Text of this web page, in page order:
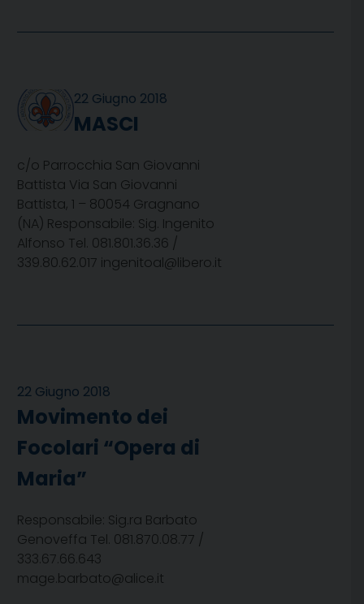
22 Giugno 2018
MASCI
c/o Parrocchia San Giovanni
Battista Via San Giovanni
Battista, 1 – 80054 Gragnano
(NA) Responsabile: Sig. Ingenito
Alfonso Tel. 081.801.36.36 /
339.80.62.017 ingenitoal@libero.it
22 Giugno 2018
Movimento dei
Focolari “Opera di
Maria”
Responsabile: Sig.ra Barbato
Genoveffa Tel. 081.870.08.77 /
333.67.66.643
mage.barbato@alice.it